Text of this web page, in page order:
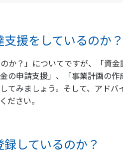
援をしているのか？
か？」についてですが、「資
の申請支援」、「事業計画の
てみましょう。そして、アド
ださい。
しているのか？